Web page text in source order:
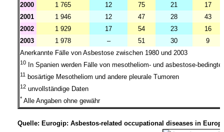
2000
1 765 12 75 21
17
2001
1 946 12 47 28
43
2002
1 929 17 54 23
16
2003
1 978 – 51 30
9
Anerkannte Fälle von Asbestose zwischen 1980 und 2003
10 In Spanien werden Fälle von mesotheliom- und asbestose-
11 bosärtige Mesotheliom und andere pleurale Tumoren
12 unvollständige Daten
* Alle Angaben ohne gewähr
Quelle: Eurogip: Asbestos-related occupational diseases in